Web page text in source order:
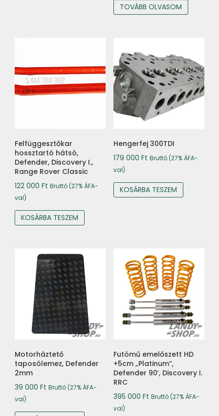
TOVÁBB OLVASOM
Felfüggesztőkar
hossztartó hátsó,
Defender, Discovery I.,
Range Rover Classic
122 000 Ft Bruttó (27% ÁFA-
val)
KOSÁRBA TESZEM
Hengerfej 300TDI
179 000 Ft Bruttó (27% ÁFA-
val)
KOSÁRBA TESZEM
Motorháztető
taposólemez, Defender
2mm
39 000 Ft Bruttó (27% ÁFA-
val)
Futómű emelőszett HD
+5cm „Platinum”,
Defender 90′, Discovery I.
RRC
395 000 Ft Bruttó (27% ÁFA-
val)